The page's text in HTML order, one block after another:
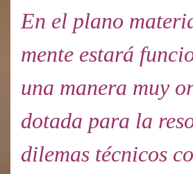
En el plano
mente estará
una manera muy
dotada para la
dilemas técnicos